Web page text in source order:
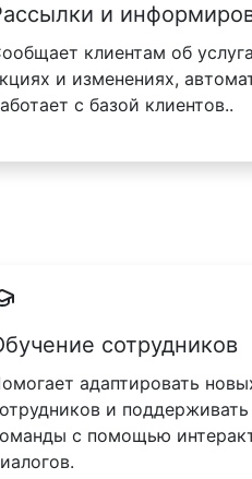
и
клиентам об
и изменениях,
с базой клиентов..
сотрудников
адаптировать
и поддерживать
с помощью